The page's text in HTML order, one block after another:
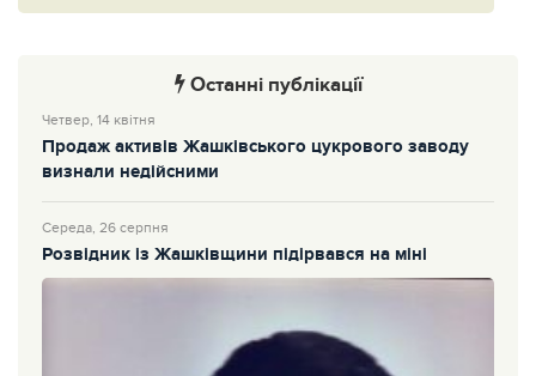
Останні публікації
Четвер, 14 квітня
Продаж активів Жашківського цукрового заводу
визнали недійсними
Середа, 26 серпня
Розвідник із Жашківщини підірвався на міні